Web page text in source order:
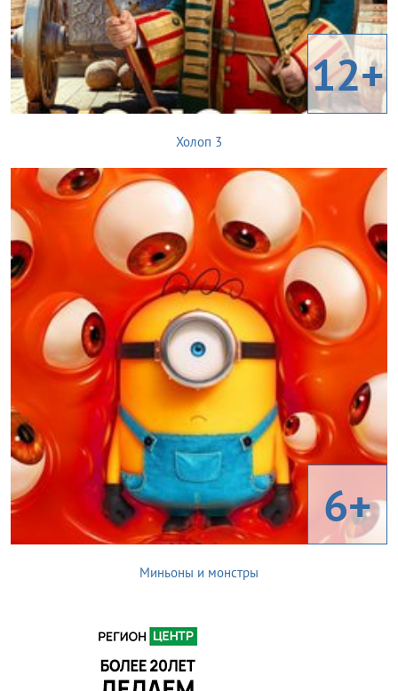
12+
Холоп 3
6+
Миньоны и монстры